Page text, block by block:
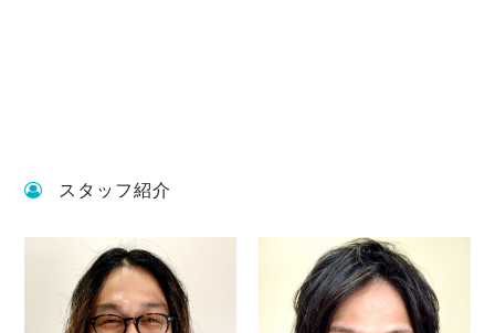
スタッフ紹介